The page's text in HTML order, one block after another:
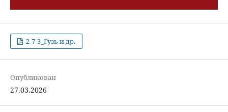
2-7-3_Гузь и др.
Опубликован
27.03.2026